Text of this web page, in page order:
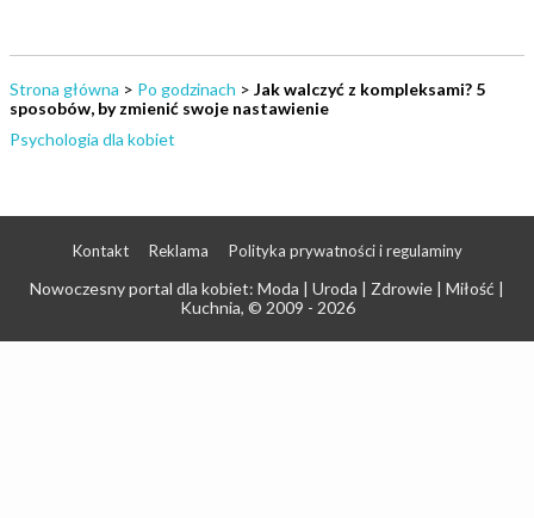
Strona główna > Po godzinach > Jak walczyć z kompleksami? 5
sposobów, by zmienić swoje nastawienie
Psychologia dla kobiet
Kontakt Reklama Polityka prywatności i regulaminy
Nowoczesny portal dla kobiet: Moda | Uroda | Zdrowie | Miłość |
Kuchnia, © 2009 - 2026